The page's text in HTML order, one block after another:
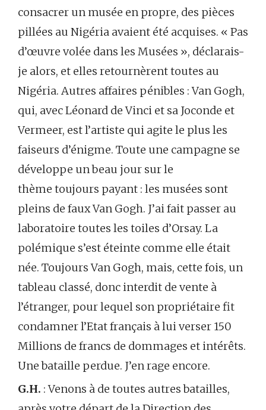
consacrer un musée en propre, des pièces
pillées au Nigéria avaient été acquises. « Pas
d’œuvre volée dans les Musées », déclarais-
je alors, et elles retournèrent toutes au
Nigéria. Autres affaires pénibles : Van Gogh,
qui, avec Léonard de Vinci et sa Joconde et
Vermeer, est l’artiste qui agite le plus les
faiseurs d’énigme. Toute une campagne se
développe un beau jour sur le
thème toujours payant : les musées sont
pleins de faux Van Gogh. J’ai fait passer au
laboratoire toutes les toiles d’Orsay. La
polémique s’est éteinte comme elle était
née. Toujours Van Gogh, mais, cette fois, un
tableau classé, donc interdit de vente à
l’étranger, pour lequel son propriétaire fit
condamner l’Etat français à lui verser 150
Millions de francs de dommages et intérêts.
Une bataille perdue. J’en rage encore.
G.H. : Venons à de toutes autres batailles,